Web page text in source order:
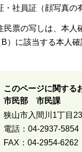
・社員証（顔写真の
民票の写しは、本人
B）に該当する本人
このページに関する
市民部 市民課
狭山市入間川1丁目
電話：04-2937-5854
FAX：04-2954-6262